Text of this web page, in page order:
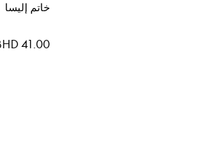
خاتم إليسا
41.00